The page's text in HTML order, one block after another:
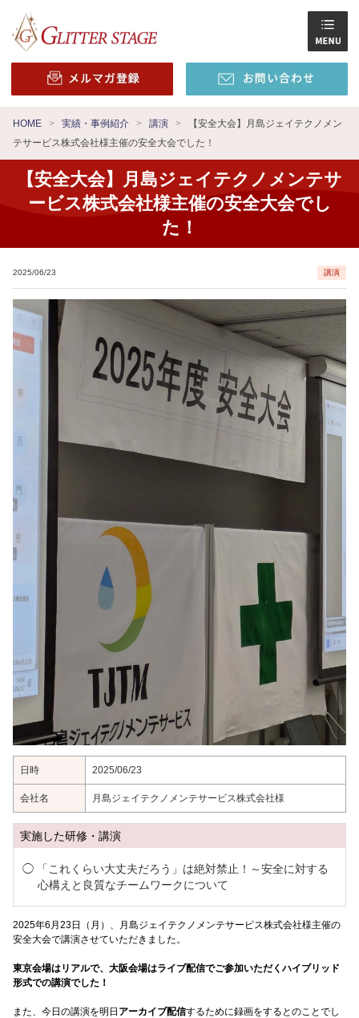
HOME 実績・事例紹介 講演
【安全大会】月島ジェイテクノメン
テサービス株式会社様主催の安全大会でした！
【安全大会】月島ジェイテクノメンテサ
ービス株式会社様主催の安全大会でし
た！
2025/06/23 講演
日時 2025/06/23
会社名 月島ジェイテクノメンテサービス株式会社様
実施した研修・講演
「これくらい大丈夫だろう」は絶対禁止！～安全に対する
心構えと良質なチームワークについて
2025年6月23日（月）、月島ジェイテクノメンテサービス株式会社様主催の
安全大会で講演させていただきました。
東京会場はリアルで、大阪会場はライブ配信でご参加いただくハイブリッド
形式での講演でした！
また、今日の講演を明日 アーカイブ配信するために録画をするとのことでし